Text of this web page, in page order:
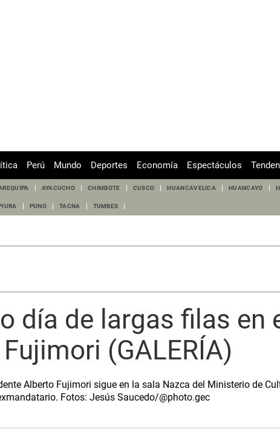
Perú Mundo Deportes Economía Espectáculos
AYACUCHO CHIMBOTE CUSCO HUANCAVELICA HUANCAYO
PUNO TACNA TUMBES
día de largas filas en
(GALERÍA)
Alberto Fujimori sigue en la sala Nazca del Ministerio de
Fotos: Jesús Saucedo/@photo.gec